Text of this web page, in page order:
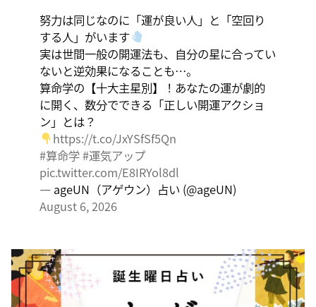
を。努力は同じなのに「運が良い人」と「空回り
する人」がいます
実は世間一般の開運法も、自分の星に合ってい
ないと逆効果になることも…。
算命学の【十大主星別】！あなたの運が劇的
に開く、数分でできる「正しい開運アクショ
ン」とは？
https://t.co/JxYSfSf5Qn
#算命学#運気アップ
pic.twitter.com/E8IRYol8dl
— ageUN（アゲウン）占い (@ageUN)
August 6, 2026